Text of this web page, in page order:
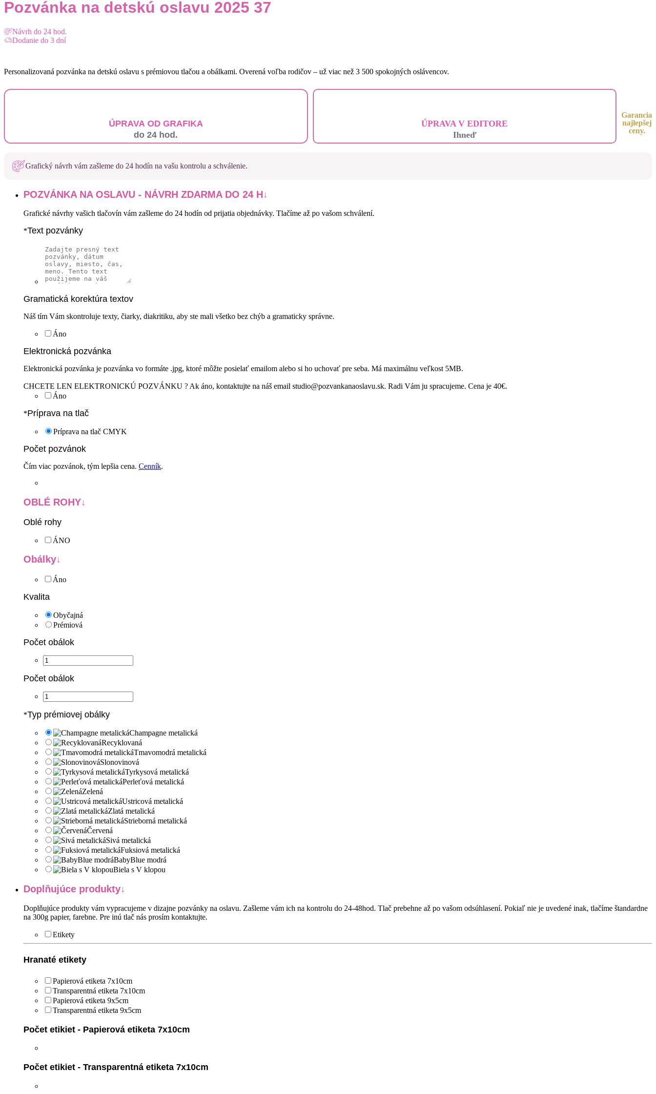
Pozvánka na detskú oslavu 2025 37
Návrh do 24 hod.
Dodanie do 3 dní
Personalizovaná pozvánka na detskú oslavu s prémiovou tlačou a obálkami. Overená voľba rodičov – už viac než 3 500 spokojných oslávencov.
ÚPRAVA OD GRAFIKA
do 24 hod.
ÚPRAVA V EDITORE
Ihneď
Garancia
najlepšej
ceny.
Grafický návrh vám zašleme do 24 hodín na vašu kontrolu a schválenie.
POZVÁNKA NA OSLAVU - NÁVRH ZDARMA DO 24 H
Grafické návrhy vašich tlačovín vám zašleme do 24 hodín od prijatia objednávky. Tlačíme až po vašom schválení.
*Text pozvánky
Gramatická korektúra textov
Náš tím Vám skontroluje texty, čiarky, diakritiku, aby ste mali všetko bez chýb a gramaticky správne.
Áno
Elektronická pozvánka
Elektronická pozvánka je pozvánka vo formáte .jpg, ktoré môžte posielať emailom alebo si ho uchovať pre seba. Má maximálnu veľkost 5MB.
CHCETE LEN ELEKTRONICKÚ POZVÁNKU ? Ak áno, kontaktujte na náš email studio@pozvankanaoslavu.sk. Radi Vám ju spracujeme. Cena je 40€.
Áno
*Príprava na tlač
Príprava na tlač CMYK
Počet pozvánok
Čím viac pozvánok, tým lepšia cena. Cenník.
OBLÉ ROHY
Oblé rohy
ÁNO
Obálky
Áno
Kvalita
Obyčajná
Prémiová
Počet obálok
Počet obálok
*Typ prémiovej obálky
Champagne metalická
Recyklovaná
Tmavomodrá metalická
Slonovinová
Tyrkysová metalická
Perleťová metalická
Zelená
Ustricová metalická
Zlatá metalická
Strieborná metalická
Červená
Sivá metalická
Fuksiová metalická
BabyBlue modrá
Biela s V klopou
Doplňujúce produkty
Doplňujúce produkty vám vypracujeme v dizajne pozvánky na oslavu. Zašleme vám ich na kontrolu do 24-48hod. Tlač prebehne až po vašom odsúhlasení. Pokiaľ nie je uvedené inak, tlačíme štandardne
na 300g papier, farebne. Pre inú tlač nás prosím kontaktujte.
Etikety
Hranaté etikety
Papierová etiketa 7x10cm
Transparentná etiketa 7x10cm
Papierová etiketa 9x5cm
Transparentná etiketa 9x5cm
Počet etikiet - Papierová etiketa 7x10cm
Počet etikiet - Transparentná etiketa 7x10cm